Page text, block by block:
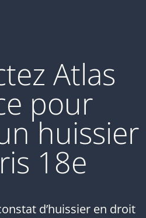
Atlas
pour
huissier
18e
d’huissier en droit